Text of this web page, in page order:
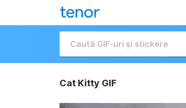
Cat Kitty GIF